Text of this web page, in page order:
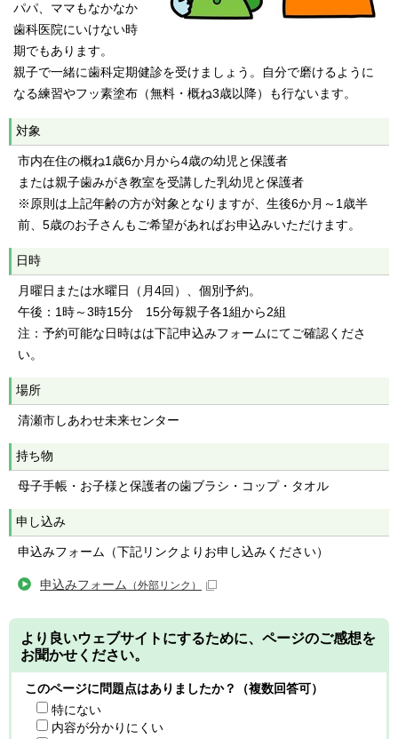
パパ、ママもなかなか
歯科医院にいけない時
期でもあります。
親子で一緒に歯科定期健診を受けましょう。自分で磨けるように
なる練習やフッ素塗布（無料・概ね3歳以降）も行ないます。
対象
市内在住の概ね1歳6か月から4歳の幼児と保護者
または親子歯みがき教室を受講した乳幼児と保護者
※原則は上記年齢の方が対象となりますが、生後6か月～1歳半
前、5歳のお子さんもご希望があればお申込みいただけます。
日時
月曜日または水曜日（月4回）、個別予約。
午後：1時～3時15分 15分毎親子各1組から2組
注：予約可能な日時はは下記申込みフォームにてご確認くださ
い。
場所
清瀬市しあわせ未来センター
持ち物
母子手帳・お子様と保護者の歯ブラシ・コップ・タオル
申し込み
申込みフォーム（下記リンクよりお申し込みください）
申込みフォーム （外部リンク）
より良いウェブサイトにするために、ページのご感想を
お聞かせください。
このページに問題点はありましたか？（複数回答可）
特にない
内容が分かりにくい